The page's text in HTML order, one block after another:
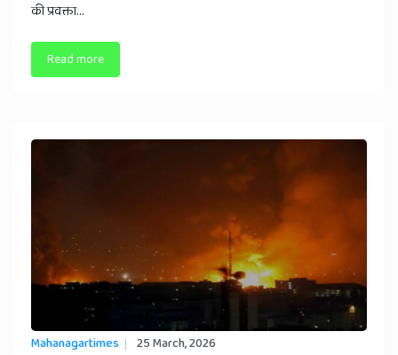
की प्रवक्ता...
Read more
Mahanagartimes 25 March, 2026